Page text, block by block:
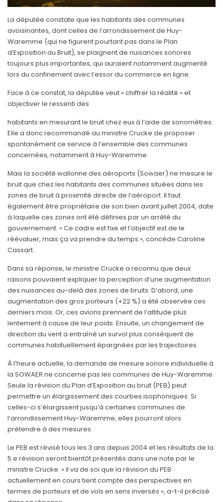
La députée constate que les habitants des communes
avoisinantes, dont celles de l’arrondissement de Huy-
Waremme (qui ne figurent pourtant pas dans le Plan
d’Exposition au Bruit), se plaignent de nuisances sonores
toujours plus importantes, qui auraient notamment augmenté
lors du confinement avec l’essor du commerce en ligne.
Face à ce constat, la députée veut « chiffrer la réalité » et
objectiver le ressenti des
habitants en mesurant le bruit chez eux à l’aide de sonomètres.
Elle a donc recommandé au ministre Crucke de proposer
spontanément ce service à l’ensemble des communes
concernées, notamment à Huy-Waremme.
Mais la société wallonne des aéroports (Sowaer) ne mesure le
bruit que chez les habitants des communes situées dans les
zones de bruit à proximité directe de l’aéroport. Il faut
également être propriétaire de son bien avant juillet 2004, date
à laquelle ces zones ont été définies par un arrêté du
gouvernement. « Ce cadre est fixe et l’objectif est de le
réévaluer, mais ça va prendre du temps », concède Caroline
Cassart.
Dans sa réponse, le ministre Crucke a reconnu que deux
raisons pouvaient expliquer la perception d’une augmentation
des nuisances au-delà des zones de bruits. D’abord, une
augmentation des gros porteurs (+22 %) a été observée ces
derniers mois. Or, ces avions prennent de l’altitude plus
lentement à cause de leur poids. Ensuite, un changement de
direction du vent a entraîné un survol plus conséquent de
communes habituellement épargnées par les trajectoires.
À l’heure actuelle, la demande de mesure sonore individuelle à
la SOWAER ne concerne pas les communes de Huy-Waremme.
Seule la révision du Plan d’Exposition au bruit (PEB) peut
permettre un élargissement des courbes isophoniques. Si
celles-ci s’élargissent jusqu’à certaines communes de
l’arrondissement Huy-Waremme, elles pourront alors
prétendre à des mesures.
Le PEB est révisé tous les 3 ans depuis 2004 et les résultats de la
5 e révision seront bientôt présentés dans une note par le
ministre Crucke. « Il va de soi que la révision du PEB
actuellement en cours tient compte des perspectives en
termes de porteurs et de vols en sens inversés », a-t-il précisé